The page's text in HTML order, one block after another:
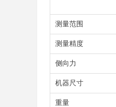
测量范围
测量精度
侧向力
机器尺寸
重量